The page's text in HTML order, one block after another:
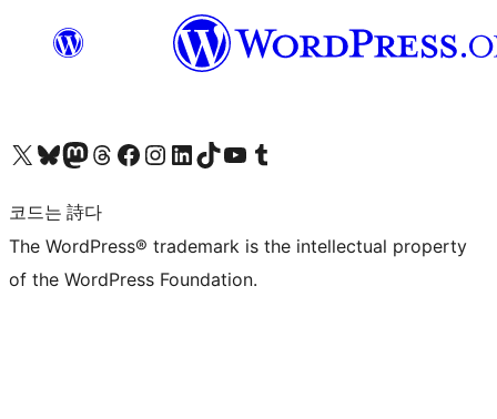
X(이전 트위터) 계정 방문하기블루스카이 계정 방문하기마스토돈 계정 방문하기스레드 계정 방문하기 페이스북 페이지 방문하기인스타그램 계정 방문하기 LinkedIn 계정 방문하기틱톡 계정 방문하기유튜브 채널 방문하기 텀블러 계정 방문하기
코드는 詩다
The WordPress® trademark is the intellectual property
of the WordPress Foundation.